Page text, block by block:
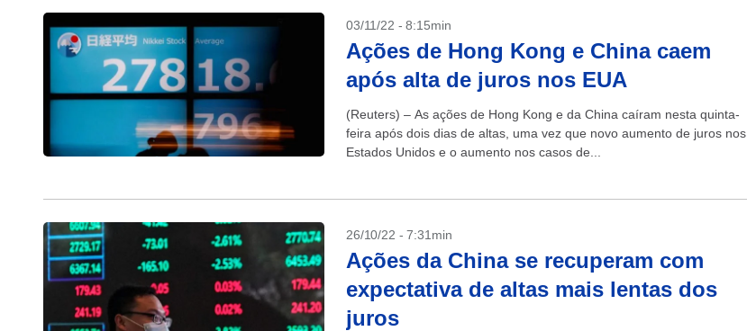
03/11/22 - 8:15min
Ações de Hong Kong e China caem
após alta de juros nos EUA
(Reuters) – As ações de Hong Kong e da China caíram nesta quinta-
feira após dois dias de altas, uma vez que novo aumento de juros nos
Estados Unidos e o aumento nos casos de...
26/10/22 - 7:31min
Ações da China se recuperam com
expectativa de altas mais lentas dos
juros